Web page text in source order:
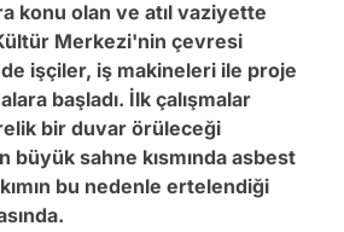
konu olan ve atıl vaziyette
Merkezi'nin çevresi
işçiler, iş makineleri ile proje
başladı. İlk çalışmalar
bir duvar örüleceği
büyük sahne kısmında asbest
bu nedenle ertelendiği